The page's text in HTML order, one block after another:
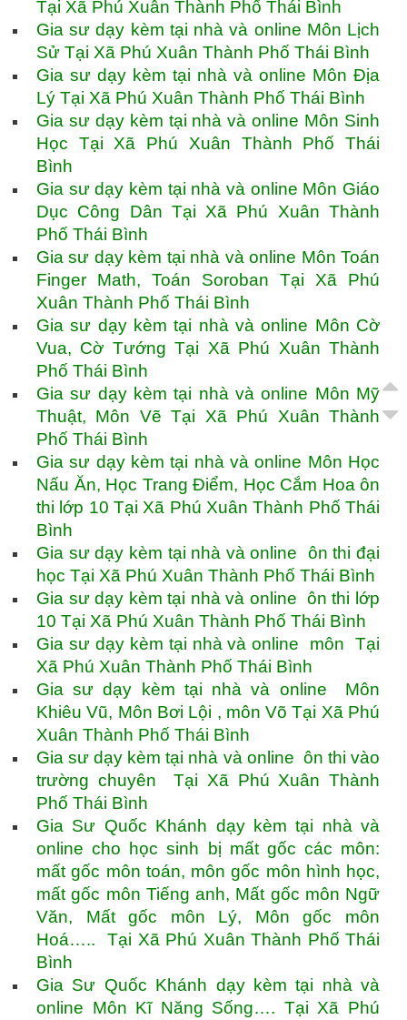
Tại Xã Phú Xuân Thành Phố Thái Bình
Gia sư dạy kèm tại nhà và online Môn Lịch
Sử Tại Xã Phú Xuân Thành Phố Thái Bình
Gia sư dạy kèm tại nhà và online Môn Địa
Lý Tại Xã Phú Xuân Thành Phố Thái Bình
Gia sư dạy kèm tại nhà và online Môn Sinh
Học Tại Xã Phú Xuân Thành Phố Thái
Bình
Gia sư dạy kèm tại nhà và online Môn Giáo
Dục Công Dân Tại Xã Phú Xuân Thành
Phố Thái Bình
Gia sư dạy kèm tại nhà và online Môn Toán
Finger Math, Toán Soroban Tại Xã Phú
Xuân Thành Phố Thái Bình
Gia sư dạy kèm tại nhà và online Môn Cờ
Vua, Cờ Tướng Tại Xã Phú Xuân Thành
Phố Thái Bình
Gia sư dạy kèm tại nhà và online Môn Mỹ
Thuật, Môn Vẽ Tại Xã Phú Xuân Thành
Phố Thái Bình
Gia sư dạy kèm tại nhà và online Môn Học
Nấu Ăn, Học Trang Điểm, Học Cắm Hoa ôn
thi lớp 10 Tại Xã Phú Xuân Thành Phố Thái
Bình
Gia sư dạy kèm tại nhà và online ôn thi đại
học Tại Xã Phú Xuân Thành Phố Thái Bình
Gia sư dạy kèm tại nhà và online ôn thi lớp
10 Tại Xã Phú Xuân Thành Phố Thái Bình
Gia sư dạy kèm tại nhà và online môn Tại
Xã Phú Xuân Thành Phố Thái Bình
Gia sư dạy kèm tại nhà và online Môn
Khiêu Vũ, Môn Bơi Lội , môn Võ Tại Xã Phú
Xuân Thành Phố Thái Bình
Gia sư dạy kèm tại nhà và online ôn thi vào
trường chuyên Tại Xã Phú Xuân Thành
Phố Thái Bình
Gia Sư Quốc Khánh dạy kèm tại nhà và
online cho học sinh bị mất gốc các môn:
mất gốc môn toán, môn gốc môn hình học,
mất gốc môn Tiếng anh, Mất gốc môn Ngữ
Văn, Mất gốc môn Lý, Môn gốc môn
Hoá….. Tại Xã Phú Xuân Thành Phố Thái
Bình
Gia Sư Quốc Khánh dạy kèm tại nhà và
online Môn Kĩ Năng Sống…. Tại Xã Phú